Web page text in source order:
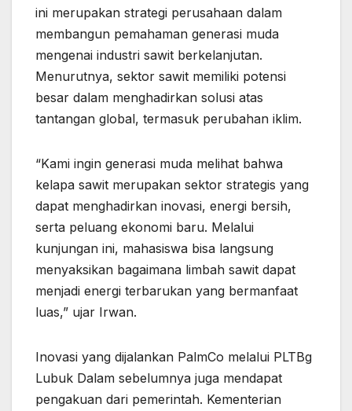
ini merupakan strategi perusahaan dalam
membangun pemahaman generasi muda
mengenai industri sawit berkelanjutan.
Menurutnya, sektor sawit memiliki potensi
besar dalam menghadirkan solusi atas
tantangan global, termasuk perubahan iklim.
“Kami ingin generasi muda melihat bahwa
kelapa sawit merupakan sektor strategis yang
dapat menghadirkan inovasi, energi bersih,
serta peluang ekonomi baru. Melalui
kunjungan ini, mahasiswa bisa langsung
menyaksikan bagaimana limbah sawit dapat
menjadi energi terbarukan yang bermanfaat
luas,” ujar Irwan.
Inovasi yang dijalankan PalmCo melalui PLTBg
Lubuk Dalam sebelumnya juga mendapat
pengakuan dari pemerintah. Kementerian